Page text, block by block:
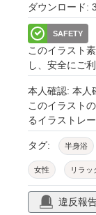
ダウンロード:
SAFETY
このイラスト
し、安全にご
本人確認: 本人
このイラスト
るイラストレー
タグ: 半身浴
女性 リラッ
血行 暖まる
違反報